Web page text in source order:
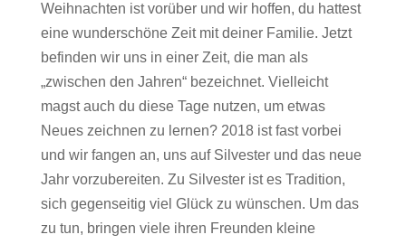
Weihnachten ist vorüber und wir hoffen, du hattest
eine wunderschöne Zeit mit deiner Familie. Jetzt
befinden wir uns in einer Zeit, die man als
„zwischen den Jahren“ bezeichnet. Vielleicht
magst auch du diese Tage nutzen, um etwas
Neues zeichnen zu lernen? 2018 ist fast vorbei
und wir fangen an, uns auf Silvester und das neue
Jahr vorzubereiten. Zu Silvester ist es Tradition,
sich gegenseitig viel Glück zu wünschen. Um das
zu tun, bringen viele ihren Freunden kleine